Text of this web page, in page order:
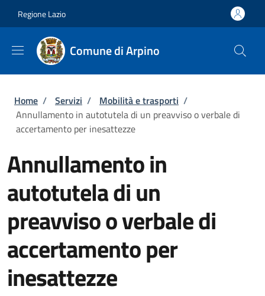
Regione Lazio
Comune di Arpino
Briciole di pane
Home / Servizi / Mobilità e trasporti /
Annullamento in autotutela di un preavviso o verbale di
accertamento per inesattezze
Annullamento in
autotutela di un
preavviso o verbale di
accertamento per
inesattezze